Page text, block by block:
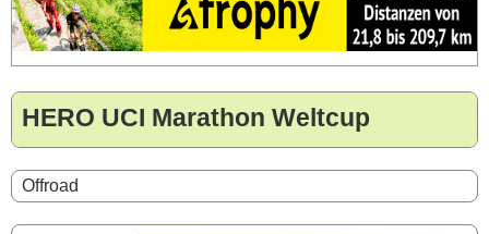
HERO UCI Marathon Weltcup
Offroad